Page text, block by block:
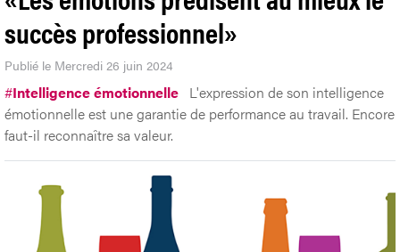
succès professionnel»
Publié le Mercredi 26 juin 2024
#Intelligence émotionnelle L'expression de son intelligence
émotionnelle est une garantie de performance au travail. Encore
faut-il reconnaître sa valeur.